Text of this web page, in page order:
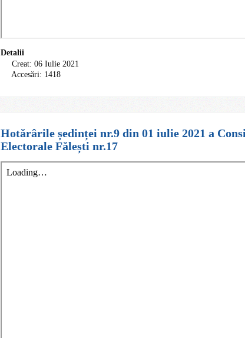
Detalii
Creat: 06 Iulie 2021
Accesări: 1418
Hotărârile ședinței nr.9 din 01 iulie 2021 a
Electorale Fălești nr.17